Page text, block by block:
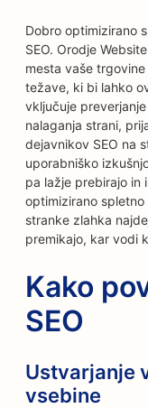
Dobro optimizirano
SEO. Orodje
mesta vaše
težave, ki bi lahko
vključuje
nalaganja strani,
dejavnikov SEO na
uporabniško
pa lažje prebirajo in
optimizirano
stranke zlahka
premikajo, kar vodi
Kako
SEO
Ustvarjanje
vsebine